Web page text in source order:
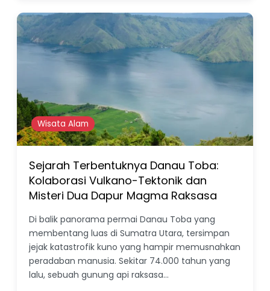
Wisata Alam
Sejarah Terbentuknya Danau Toba:
Kolaborasi Vulkano-Tektonik dan
Misteri Dua Dapur Magma Raksasa
Di balik panorama permai Danau Toba yang
membentang luas di Sumatra Utara, tersimpan
jejak katastrofik kuno yang hampir memusnahkan
peradaban manusia. Sekitar 74.000 tahun yang
lalu, sebuah gunung api raksasa…